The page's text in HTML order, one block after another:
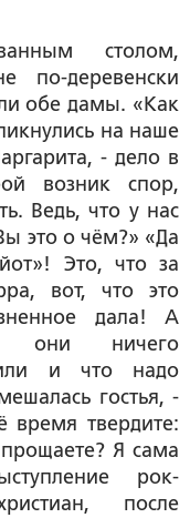
столом,
деревенски
обе дамы. «Как
на наше
- дело в
возник спор,
Ведь, что у нас
это о чём?» «Да
Это, что за
вот, что это
дала! А
они ничего
и что надо
гостья, -
время твердите:
Я сама
рок-
после